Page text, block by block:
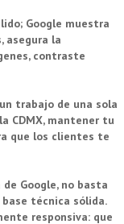
Google muestra
asegura la
contraste
trabajo de una sola
CDMX, mantener tu
que los clientes te
Google, no basta
técnica sólida.
responsiva: que